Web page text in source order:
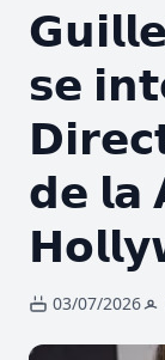
𝘀𝗲
𝗱𝗲
03/07/2026